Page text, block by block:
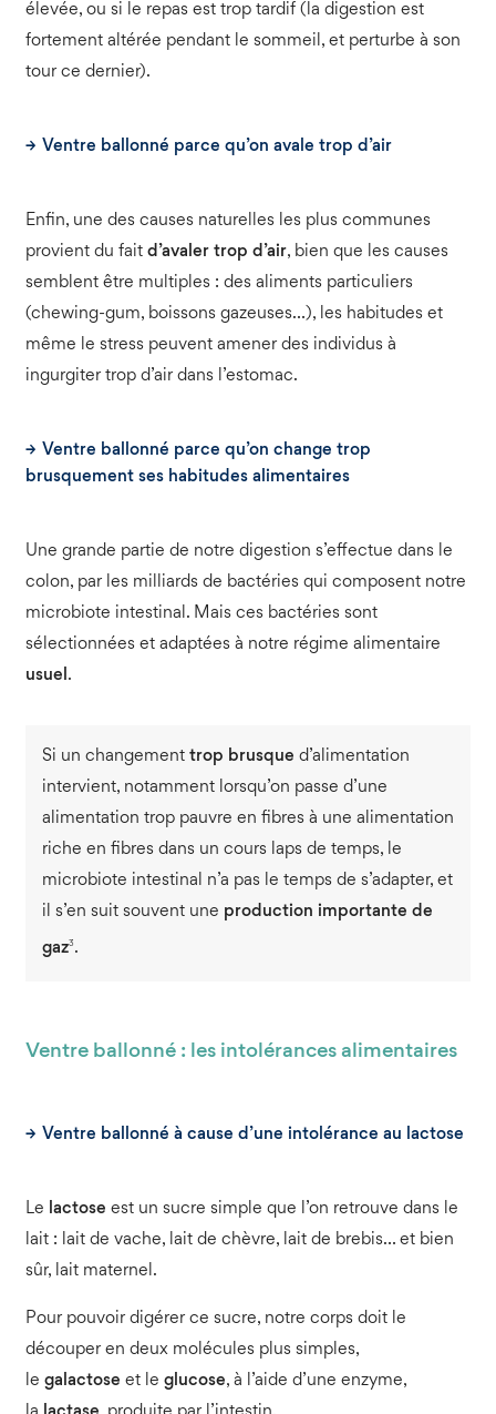
élevée, ou si le repas est trop tardif (la digestion est
fortement altérée pendant le sommeil, et perturbe à son
tour ce dernier).
Ventre ballonné parce qu’on avale trop d’air
Enfin, une des causes naturelles les plus communes
provient du fait d’avaler trop d’air, bien que les causes
semblent être multiples : des aliments particuliers
(chewing-gum, boissons gazeuses…), les habitudes et
même le stress peuvent amener des individus à
ingurgiter trop d’air dans l’estomac.
Ventre ballonné parce qu’on change trop
brusquement ses habitudes alimentaires
Une grande partie de notre digestion s’effectue dans le
colon, par les milliards de bactéries qui composent notre
microbiote intestinal. Mais ces bactéries sont
sélectionnées et adaptées à notre régime alimentaire
usuel.
Si un changement trop brusque d’alimentation
intervient, notamment lorsqu’on passe d’une
alimentation trop pauvre en fibres à une alimentation
riche en fibres dans un cours laps de temps, le
microbiote intestinal n’a pas le temps de s’adapter, et
il s’en suit souvent une production importante de
gaz3 .
Ventre ballonné : les intolérances alimentaires
Ventre ballonné à cause d’une intolérance au lactose
Le lactose est un sucre simple que l’on retrouve dans le
lait : lait de vache, lait de chèvre, lait de brebis… et bien
sûr, lait maternel.
Pour pouvoir digérer ce sucre, notre corps doit le
découper en deux molécules plus simples,
le galactose et le glucose, à l’aide d’une enzyme,